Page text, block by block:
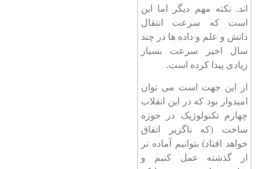
اند. نکته مهم دیگر اما این
است که سرعت انتقال
دانش و علم و داده ها در چند
سال اخیر سرعت بسیار
زیادی پیدا کرده است.
از این جهت است می‌ توان
امیدوار بود که در این انقلاب
چهارم تکنولوژیک در حوزه
ساخت (که ناگزیر اتفاق
خواهد افتاد) بتوانیم آماده تر
از گذشته عمل کنیم و